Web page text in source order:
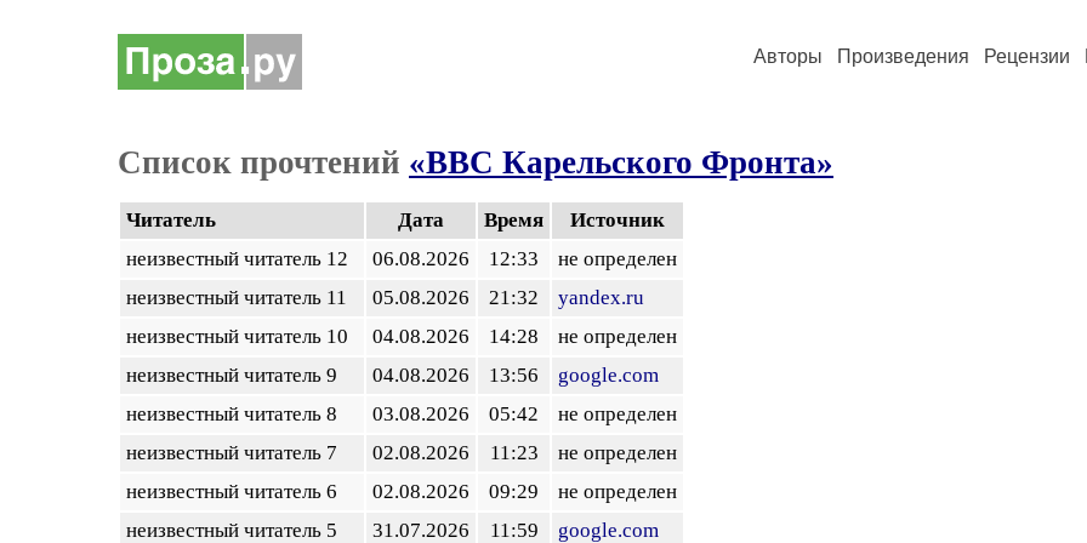
Авторы Произведения Рецензии
Список прочтений «ВВС Карельского Фронта»
Читатель Дата Время
Источник
неизвестный читатель 12
06.08.2026 12:33
не определен
неизвестный читатель 11
05.08.2026 21:32
yandex.ru
неизвестный читатель 10
04.08.2026 14:28
не определен
неизвестный читатель 9
04.08.2026 13:56
google.com
неизвестный читатель 8
03.08.2026 05:42
не определен
неизвестный читатель 7
02.08.2026 11:23
не определен
неизвестный читатель 6
02.08.2026 09:29
не определен
неизвестный читатель 5
31.07.2026 11:59 google.com